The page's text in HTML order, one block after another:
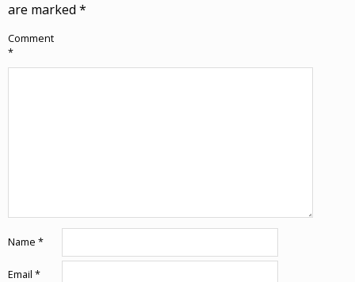
are marked *
Comment
*
Name *
Email *